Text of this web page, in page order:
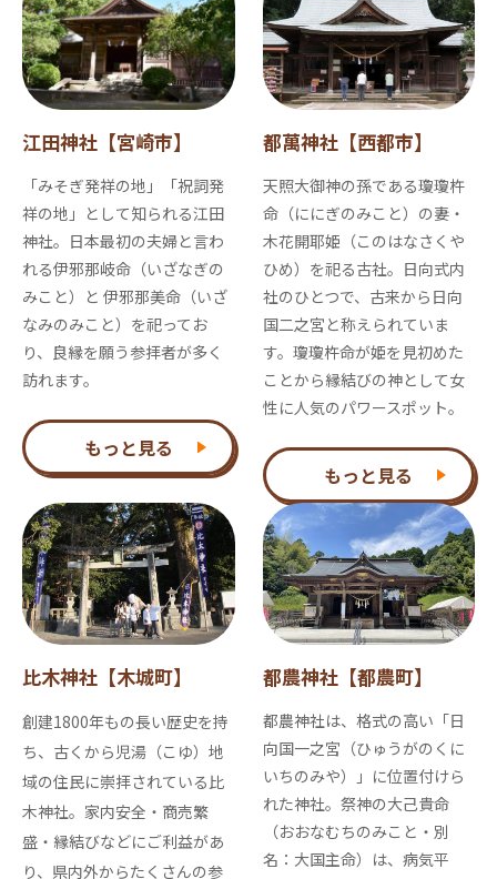
江田神社【宮崎市】
「みそぎ発祥の地」「祝詞発
祥の地」として知られる江田
神社。日本最初の夫婦と言わ
れる伊邪那岐命（いざなぎの
みこと）と 伊邪那美命（いざ
なみのみこと）を祀ってお
り、良縁を願う参拝者が多く
訪れます。
もっと見る
都萬神社【西都市】
天照大御神の孫である瓊瓊杵
命（ににぎのみこと）の妻・
木花開耶姫（このはなさくや
ひめ）を祀る古社。日向式内
社のひとつで、古来から日向
国二之宮と称えられていま
す。瓊瓊杵命が姫を見初めた
ことから縁結びの神として女
性に人気のパワースポット。
もっと見る
比木神社【木城町】
創建1800年もの長い歴史を持
ち、古くから児湯（こゆ）地
域の住民に崇拝されている比
木神社。家内安全・商売繁
盛・縁結びなどにご利益があ
り、県内外からたくさんの参
都農神社【都農町】
都農神社は、格式の高い「日
向国一之宮（ひゅうがのくに
いちのみや）」に位置付けら
れた神社。祭神の大己貴命
（おおなむちのみこと・別
名：大国主命）は、病気平